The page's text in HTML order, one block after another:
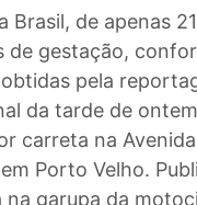
Brasil, de
de gestação,
obtidas pela
da tarde de
carreta na